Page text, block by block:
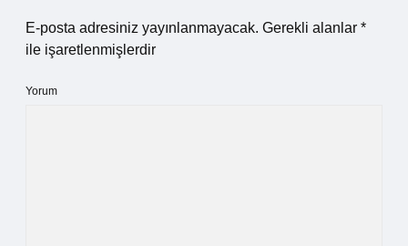
E-posta adresiniz yayınlanmayacak. Gerekli alanlar *
ile işaretlenmişlerdir
Yorum